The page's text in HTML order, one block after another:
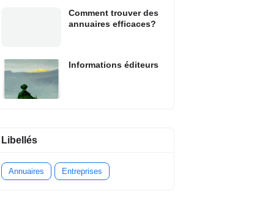
Comment trouver des
annuaires efficaces?
Informations éditeurs
Libellés
Annuaires Entreprises